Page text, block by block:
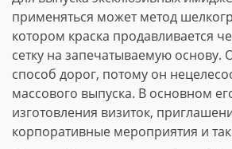
применяться может метод
котором краска продавливается
сетку на запечатываемую основу.
способ дорог, потому он
массового выпуска. В основном
изготовления визиток,
корпоративные мероприятия и